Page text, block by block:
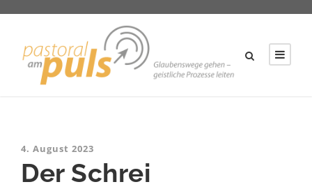
4. August 2023
Der Schrei